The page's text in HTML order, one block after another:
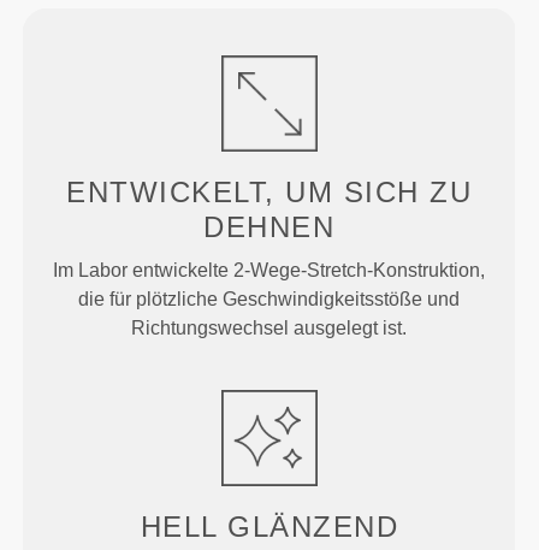
ENTWICKELT, UM SICH ZU
DEHNEN
Im Labor entwickelte 2-Wege-Stretch-Konstruktion,
die für plötzliche Geschwindigkeitsstöße und
Richtungswechsel ausgelegt ist.
HELL GLÄNZEND